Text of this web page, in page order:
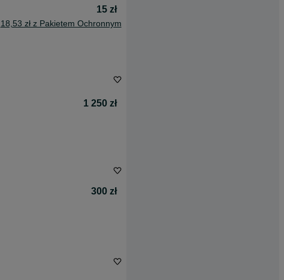
15 zł
18,53 zł z Pakietem Ochronnym
1 250 zł
300 zł